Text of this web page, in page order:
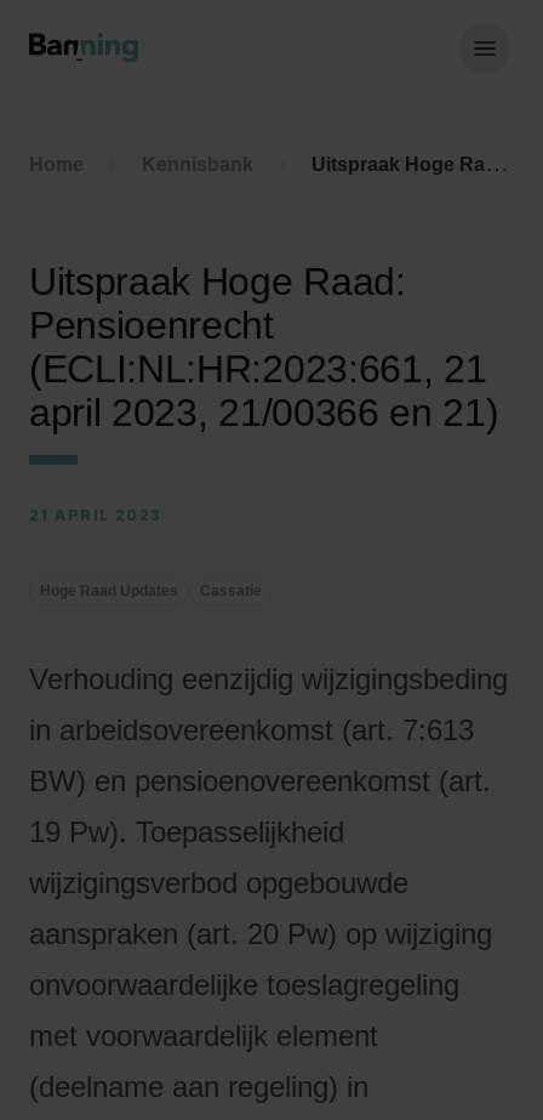
Home Kennisbank Uitspraak Hoge Raad: Pensioenrecht (ECLI:NL:HR:2023:661, 21 april 2023, 21/00366 en 21)
Uitspraak Hoge Raad:
Pensioenrecht
(ECLI:NL:HR:2023:661, 21
april 2023, 21/00366 en 21)
21 APRIL 2023
Hoge Raad Updates Cassatie
Verhouding eenzijdig wijzigingsbeding
in arbeidsovereenkomst (art. 7:613
BW) en pensioenovereenkomst (art.
19 Pw). Toepasselijkheid
wijzigingsverbod opgebouwde
aanspraken (art. 20 Pw) op wijziging
onvoorwaardelijke toeslagregeling
met voorwaardelijk element
(deelname aan regeling) in